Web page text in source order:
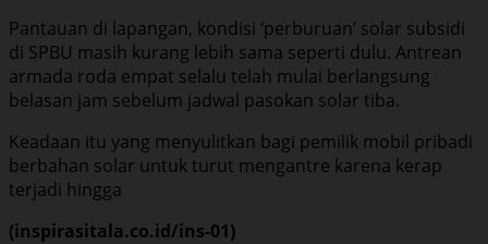
Pantauan di lapangan, kondisi ‘perburuan’ solar subsidi
di SPBU masih kurang lebih sama seperti dulu. Antrean
armada roda empat selalu telah mulai berlangsung
belasan jam sebelum jadwal pasokan solar tiba.
Keadaan itu yang menyulitkan bagi pemilik mobil pribadi
berbahan solar untuk turut mengantre karena kerap
terjadi hingga
(inspirasitala.co.id/ins-01)